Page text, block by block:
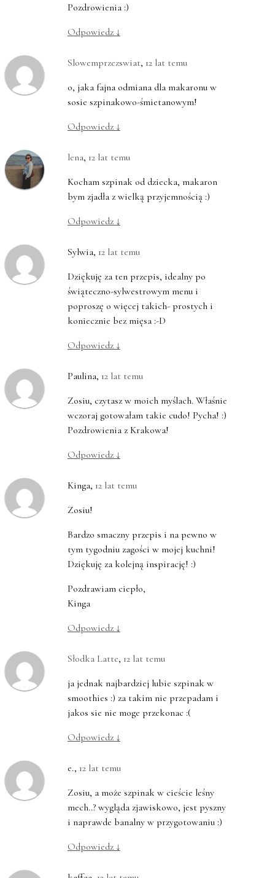
Pozdrowienia :)
Odpowiedz ↓
Slowemprzezswiat, 12 lat temu
o, jaka fajna odmiana dla makaronu w
sosie szpinakowo-śmietanowym!
Odpowiedz ↓
lena, 12 lat temu
Kocham szpinak od dziecka, makaron
bym zjadła z wielką przyjemnością :)
Odpowiedz ↓
Sylwia, 12 lat temu
Dziękuję za ten przepis, idealny po
świąteczno-sylwestrowym menu i
poproszę o więcej takich- prostych i
koniecznie bez mięsa :-D
Odpowiedz ↓
Paulina, 12 lat temu
Zosiu, czytasz w moich myślach. Właśnie
wczoraj gotowałam takie cudo! Pycha! :)
Pozdrowienia z Krakowa!
Odpowiedz ↓
Kinga, 12 lat temu
Zosiu!
Bardzo smaczny przepis i na pewno w
tym tygodniu zagości w mojej kuchni!
Dziękuję za kolejną inspirację! :)
Pozdrawiam ciepło,
Kinga
Odpowiedz ↓
Słodka Latte, 12 lat temu
ja jednak najbardziej lubie szpinak w
smoothies :) za takim nie przepadam i
jakos sie nie moge przekonac :(
Odpowiedz ↓
e., 12 lat temu
Zosiu, a może szpinak w cieście leśny
mech..? wygląda zjawiskowo, jest pyszny
i naprawde banalny w przygotowaniu :)
Odpowiedz ↓